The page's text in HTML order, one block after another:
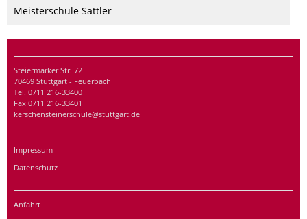
Meisterschule Sattler
Steiermärker Str. 72
70469 Stuttgart - Feuerbach
Tel. 0711 216-33400
Fax 0711 216-33401
kerschensteinerschule@stuttgart.de
Impressum
Datenschutz
Anfahrt